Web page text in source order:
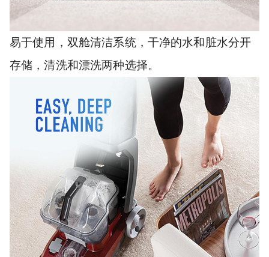
易于使用，双舱清洁系统，干净的水和脏水分开
存储，清洗和漂洗两种选择。